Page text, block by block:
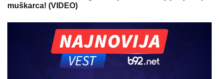
muškarca! (VIDEO)